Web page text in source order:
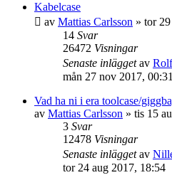
Kabelcase
av Mattias Carlsson » tor
14 Svar
26472 Visningar
Senaste inläggetav
mån 27 nov 2017, 00:31
Vad ha ni i era toolcase/
av Mattias Carlsson » tis 15
3 Svar
12478 Visningar
Senaste inläggetav
tor 24 aug 2017, 18:54